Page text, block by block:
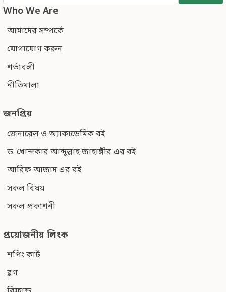
Who We Are
আমাদের সম্পর্কে
যোগাযোগ করুন
শর্তাবলী
নীতিমালা
জনপ্রিয়
জেনারেল ও অ্যাকাডেমিক বই
ড. খোন্দকার আব্দুল্লাহ জাহাঙ্গীর এর বই
আরিফ আজাদ এর বই
সকল বিষয়
সকল প্রকাশনী
প্রয়োজনীয় লিংক
শপিং কার্ট
ব্লগ